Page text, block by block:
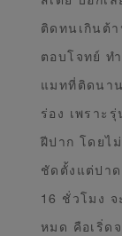
ติดทนเกินต้
ตอบโจทย์ ท
แมทที่ติดนา
ร่อง เพราะ
ฝีปาก โดยไ
ชัดตั้งแต่ปา
16 ชั่วโมง จ
หมด คือเริ่ดจ